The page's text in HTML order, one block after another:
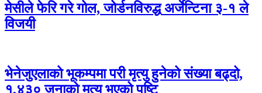
मेसीले फेरि गरे गोल, जोर्डनविरुद्ध अर्जेन्टिना ३-१ ले
विजयी
भेनेजुएलाको भूकम्पमा परी मृत्यु हुनेको संख्या बढ्दो,
१,४३० जनाको मृत्यु भएको पुष्टि